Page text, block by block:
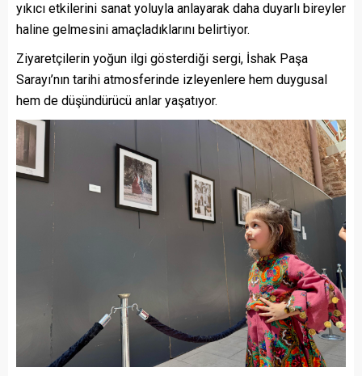
yıkıcı etkilerini sanat yoluyla anlayarak daha duyarlı bireyler
haline gelmesini amaçladıklarını belirtiyor.
Ziyaretçilerin yoğun ilgi gösterdiği sergi, İshak Paşa
Sarayı’nın tarihi atmosferinde izleyenlere hem duygusal
hem de düşündürücü anlar yaşatıyor.